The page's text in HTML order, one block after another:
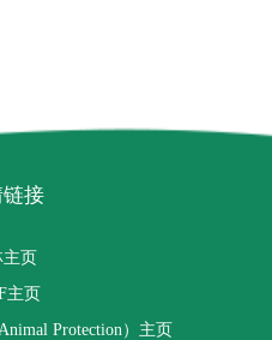
接
主页
主页
Protection）主页